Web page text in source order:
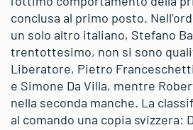
conclusa al primo posto.
un solo altro italiano, Stefano
trentottesimo, non si sono
Liberatore, Pietro
e Simone Da Villa, mentre
nella seconda manche. La
al comando una copia svizzera: